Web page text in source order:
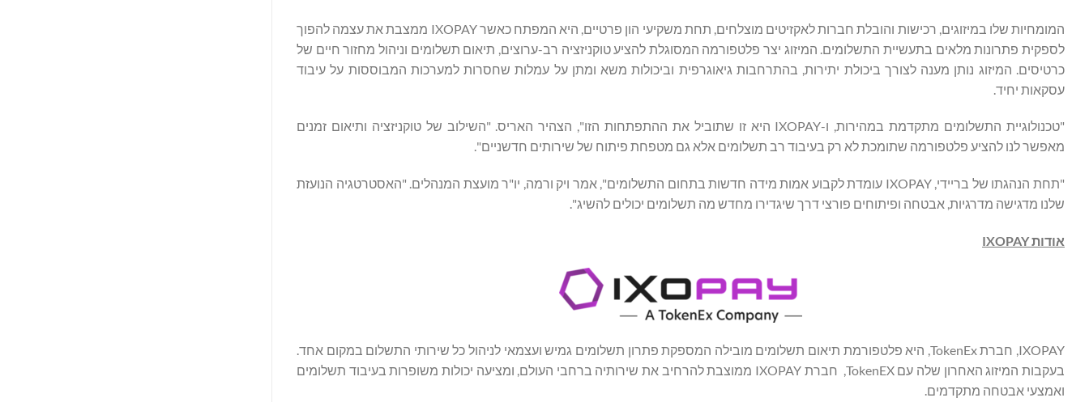
המומחיות שלו במיזוגים, רכישות והובלת חברות לאקזיטים מוצלחים, תחת משקיעי הון פרטיים, היא המפתח כאשר IXOPAY ממצבת את עצמה להפוך
לספקית פתרונות מלאים בתעשיית התשלומים. המיזוג יצר פלטפורמה המסוגלת להציע טוקניזציה רב-ערוצים, תיאום תשלומים וניהול מחזור חיים של
כרטיסים. המיזוג נותן מענה לצורך ביכולת יתירות, בהתרחבות גיאוגרפית וביכולות משא ומתן על עמלות שחסרות למערכות המבוססות על עיבוד
עסקאות יחיד.
"טכנולוגיית התשלומים מתקדמת במהירות, ו-IXOPAY היא זו שתוביל את ההתפתחות הזו", הצהיר האריס. "השילוב של טוקניזציה ותיאום זמנים
מאפשר לנו להציע פלטפורמה שתומכת לא רק בעיבוד רב תשלומים אלא גם מטפחת פיתוח של שירותים חדשניים".
"תחת הנהגתו של בריידי, IXOPAY עומדת לקבוע אמות מידה חדשות בתחום התשלומים", אמר ויק ורמה, יו"ר מועצת המנהלים. "האסטרטגיה הנועזת
שלנו מדגישה מדרגיות, אבטחה ופיתוחים פורצי דרך שיגדירו מחדש מה תשלומים יכולים להשיג".
אודותIXOPAY
IXOPAY, חברת TokenEx, היא פלטפורמת תיאום תשלומים מובילה המספקת פתרון תשלומים גמיש ועצמאי לניהול כל שירותי התשלום במקום אחד.
בעקבות המיזוג האחרון שלה עם TokenEX, חברת IXOPAY ממוצבת להרחיב את שירותיה ברחבי העולם, ומציעה יכולות משופרות בעיבוד תשלומים
ואמצעי אבטחה מתקדמים.